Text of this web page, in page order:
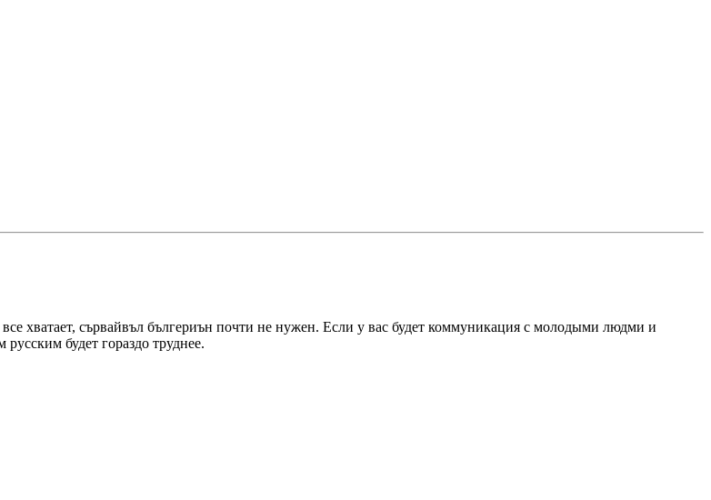
хватает, сървайвъл бългериън почти не нужен. Если у вас будет коммуникация с молодыми людми и
будет гораздо труднее.